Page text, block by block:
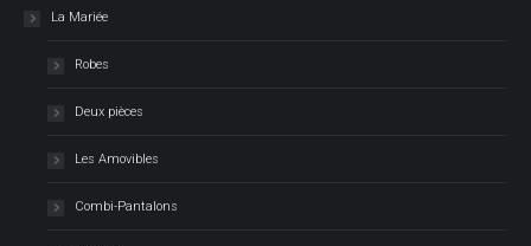
La Mariée
Robes
Deux pièces
Les Amovibles
Combi-Pantalons